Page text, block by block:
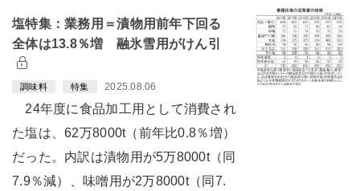
塩特集：業務用＝漬物用前年下回る
全体は13.8％増 融氷雪用がけん引
調味料 特集 2025.08.06
24年度に食品加工用として消費され
た塩は、62万8000t（前年比0.8％増）
だった。内訳は漬物用が5万8000t（同
7.9％減）、味噌用が2万8000t（同7.